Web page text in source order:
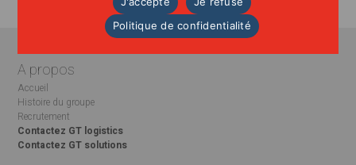
A propos
Accueil
Histoire du groupe
Recrutement
Contactez GT logistics
Contactez GT solutions
Politique de confidentialité